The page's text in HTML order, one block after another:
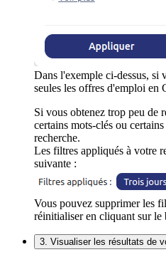
Dans l'exemple ci-dessus, si
seules les offres d'emploi en
Si vous obtenez trop peu de
certains mots-clés ou
recherche.
Les filtres appliqués à votre
suivante :
Vous pouvez supprimer les
réinitialiser en cliquant sur
3. Visualiser les résultats de